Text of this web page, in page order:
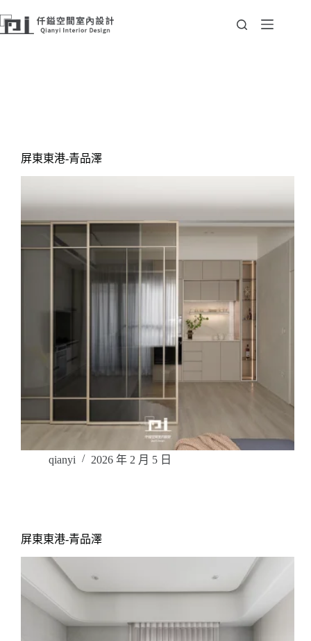
至
屏東東港-青品澤
qianyi 2026 年 2 月 5 日
屏東東港-青品澤